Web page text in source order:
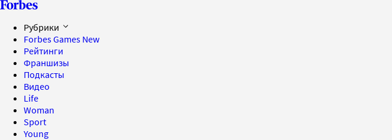
Рубрики
Forbes Games New
Рейтинги
Франшизы
Подкасты
Видео
Life
Woman
Sport
Young